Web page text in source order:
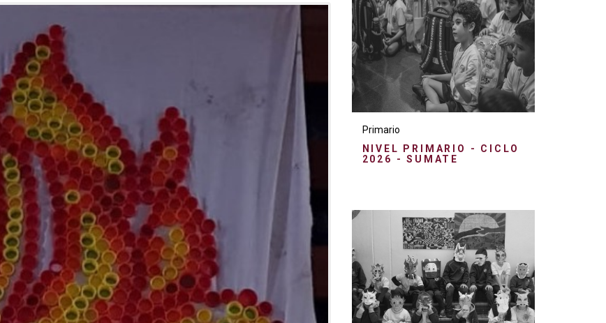
Primario
NIVEL PRIMARIO - CICLO
2026 - SUMATE